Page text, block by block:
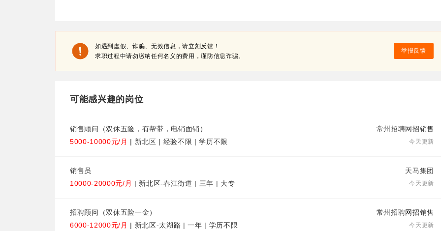
举报反馈
如遇到虚假、诈骗、无效信息，请立刻反馈！
求职过程中请勿缴纳任何名义的费用，谨防信息诈骗。
可能感兴趣的岗位
常州招聘网招销售
销售顾问（双休五险，有帮带，电销面销）
今天更新
5000-10000元/月 | 新北区 | 经验不限 | 学历不限
天马集团
销售员
今天更新
10000-20000元/月 | 新北区-春江街道 | 三年 | 大专
常州招聘网招销售
招聘顾问（双休五险一金）
今天更新
6000-12000元/月 | 新北区-太湖路 | 一年 | 学历不限